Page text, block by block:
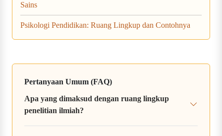
Sains
Psikologi Pendidikan: Ruang Lingkup dan Contohnya
Pertanyaan Umum (FAQ)
Apa yang dimaksud dengan ruang lingkup
penelitian ilmiah?